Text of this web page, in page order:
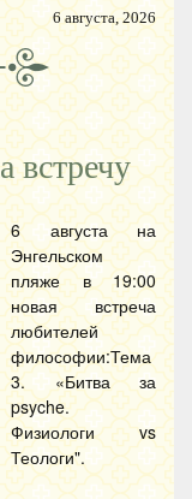
6 августа, 2026
встречу
6 августа на
Энгельском
пляже в 19:00
новая встреча
любителей
философии:Тема
3. «Битва за
psyche.
Физиологи vs
Теологи".